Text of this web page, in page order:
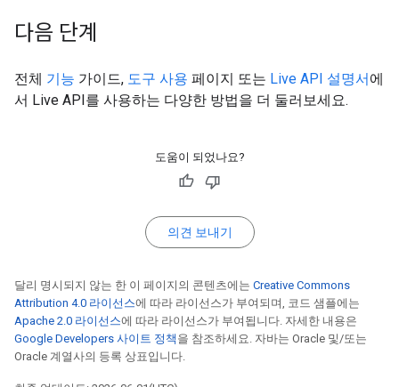
다음 단계
전체 기능 가이드, 도구 사용 페이지 또는 Live API 설명서에
서 Live API를 사용하는 다양한 방법을 더 둘러보세요.
도움이 되었나요?
의견 보내기
달리 명시되지 않는 한 이 페이지의 콘텐츠에는 Creative Commons
Attribution 4.0 라이선스에 따라 라이선스가 부여되며, 코드 샘플에는
Apache 2.0 라이선스에 따라 라이선스가 부여됩니다. 자세한 내용은
Google Developers 사이트 정책 을 참조하세요. 자바는 Oracle 및/또는
Oracle 계열사의 등록 상표입니다.